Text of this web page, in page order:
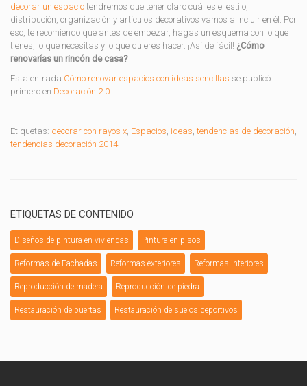
decorar un espacio tendremos que tener claro cuál es el estilo,
distribución, organización y artículos decorativos vamos a incluir en él. Por
eso, te recomiendo que antes de empezar, hagas un esquema con lo que
tienes, lo que necesitas y lo que quieres hacer. ¡Así de fácil! ¿Cómo
renovarías un rincón de casa?
Esta entrada Cómo renovar espacios con ideas sencillas se publicó
primero en Decoración 2.0.
Etiquetas: decorar con rayos x, Espacios, ideas,tendencias de decoración,
tendencias decoración 2014
ETIQUETAS DE CONTENIDO
Diseños de pintura en viviendas Pintura en pisos
Reformas de Fachadas Reformas exteriores Reformas interiores
Reproducción de madera Reproducción de piedra
Restauración de puertas Restauración de suelos deportivos